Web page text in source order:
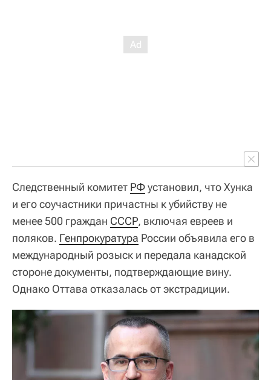
Следственный комитет РФустановил, что Хунка
и его соучастники причастны к убийству не
менее 500 граждан СССР, включая евреев и
поляков. Генпрокуратура России объявила его в
международный розыск и передала канадской
стороне документы, подтверждающие вину.
Однако Оттава отказалась от экстрадиции.